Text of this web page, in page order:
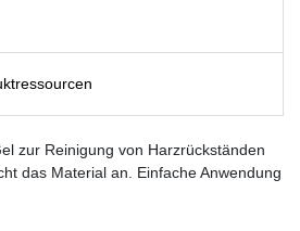
zur Reinigung von Harzrückständen
das Material an. Einfache Anwendung